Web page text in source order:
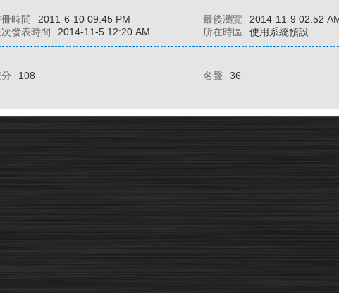
時間 2011-6-10 09:45 PM 最後瀏覽
2014-11-9 02:52
次發表時間 2014-11-5 12:20 AM 所在時區 使用系統預設
108 名聲
36